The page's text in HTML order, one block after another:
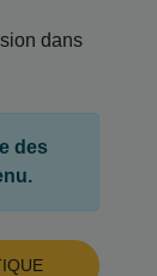
dans
des